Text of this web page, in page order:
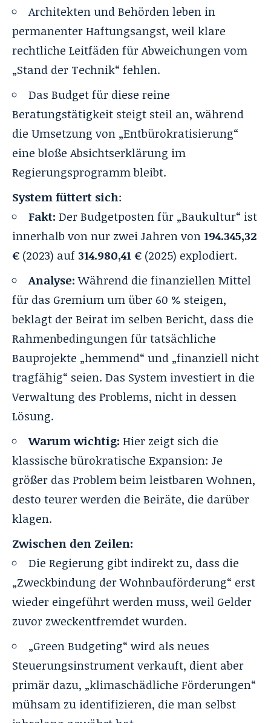
Architekten und Behörden leben in
permanenter Haftungsangst, weil klare
rechtliche Leitfäden für Abweichungen vom
„Stand der Technik“ fehlen.
Das Budget für diese reine
Beratungstätigkeit steigt steil an, während
die Umsetzung von „Entbürokratisierung“
eine bloße Absichtserklärung im
Regierungsprogramm bleibt.
System füttert sich:
Fakt: Der Budgetposten für „Baukultur“ ist
innerhalb von nur zwei Jahren von194.345,32
€ (2023) auf 314.980,41 € (2025) explodiert.
Analyse:Während die finanziellen Mittel
für das Gremium um über 60 % steigen,
beklagt der Beirat im selben Bericht, dass die
Rahmenbedingungen für tatsächliche
Bauprojekte „hemmend“ und „finanziell nicht
tragfähig“ seien. Das System investiert in die
Verwaltung des Problems, nicht in dessen
Lösung.
Warum wichtig: Hier zeigt sich die
klassische bürokratische Expansion: Je
größer das Problem beim leistbaren Wohnen,
desto teurer werden die Beiräte, die darüber
klagen.
Zwischen den Zeilen:
Die Regierung gibt indirekt zu, dass die
„Zweckbindung der Wohnbauförderung“ erst
wieder eingeführt werden muss, weil Gelder
zuvor zweckentfremdet wurden.
„Green Budgeting“ wird als neues
Steuerungsinstrument verkauft, dient aber
primär dazu, „klimaschädliche Förderungen“
mühsam zu identifizieren, die man selbst